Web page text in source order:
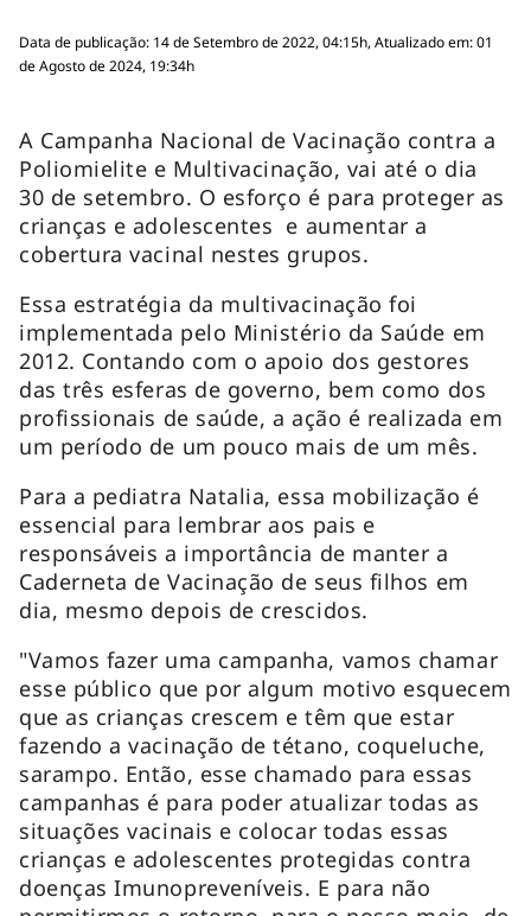
Data de publicação: 14 de Setembro de 2022, 04:15h, Atualizado em: 01
de Agosto de 2024, 19:34h
A Campanha Nacional de Vacinação contra a
Poliomielite e Multivacinação, vai até o dia
30 de setembro. O esforço é para proteger as
crianças e adolescentes e aumentar a
cobertura vacinal nestes grupos.
Essa estratégia da multivacinação foi
implementada pelo Ministério da Saúde em
2012. Contando com o apoio dos gestores
das três esferas de governo, bem como dos
profissionais de saúde, a ação é realizada em
um período de um pouco mais de um mês.
Para a pediatra Natalia, essa mobilização é
essencial para lembrar aos pais e
responsáveis a importância de manter a
Caderneta de Vacinação de seus filhos em
dia, mesmo depois de crescidos.
"Vamos fazer uma campanha, vamos chamar
esse público que por algum motivo esquecem
que as crianças crescem e têm que estar
fazendo a vacinação de tétano, coqueluche,
sarampo. Então, esse chamado para essas
campanhas é para poder atualizar todas as
situações vacinais e colocar todas essas
crianças e adolescentes protegidas contra
doenças Imunopreveníveis. E para não